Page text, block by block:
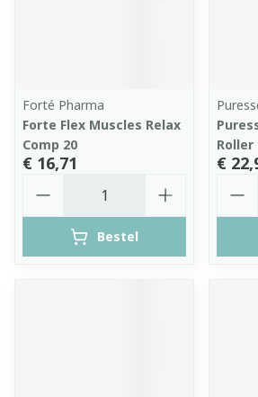
Forté Pharma
Forte Flex Muscles Relax
Comp 20
€ 16,71
Bestel
Roller
€